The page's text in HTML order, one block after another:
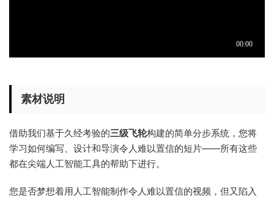
素材说明
借助我们基于久经考验的三级飞轮构建的简单分步系统，您将
学习如何编写、设计和导演令人难以置信的短片——所有这些
都在尖端人工智能工具的帮助下进行。
您是否梦想着用人工智能制作令人难以置信的视频，但又陷入